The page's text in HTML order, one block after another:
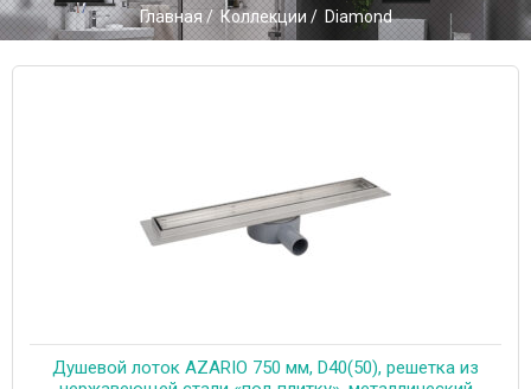
Главная/Коллекции / Diamond
Душевой лоток AZARIO 750 мм, D40(50), решетка из